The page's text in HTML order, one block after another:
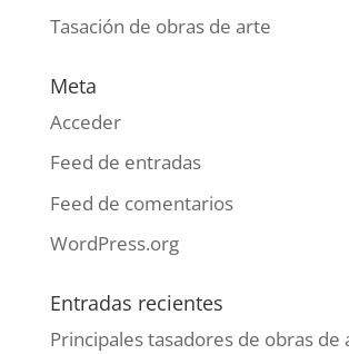
Tasación de obras de arte
Meta
Acceder
Feed de entradas
Feed de comentarios
WordPress.org
Entradas recientes
Principales tasadores de obras de